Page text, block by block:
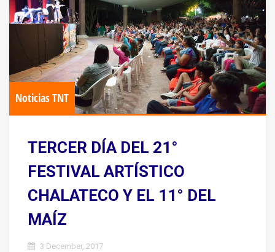
Noticias TNT
TERCER DÍA DEL 21°
FESTIVAL ARTÍSTICO
CHALATECO Y EL 11° DEL
MAÍZ
3 December, 2017